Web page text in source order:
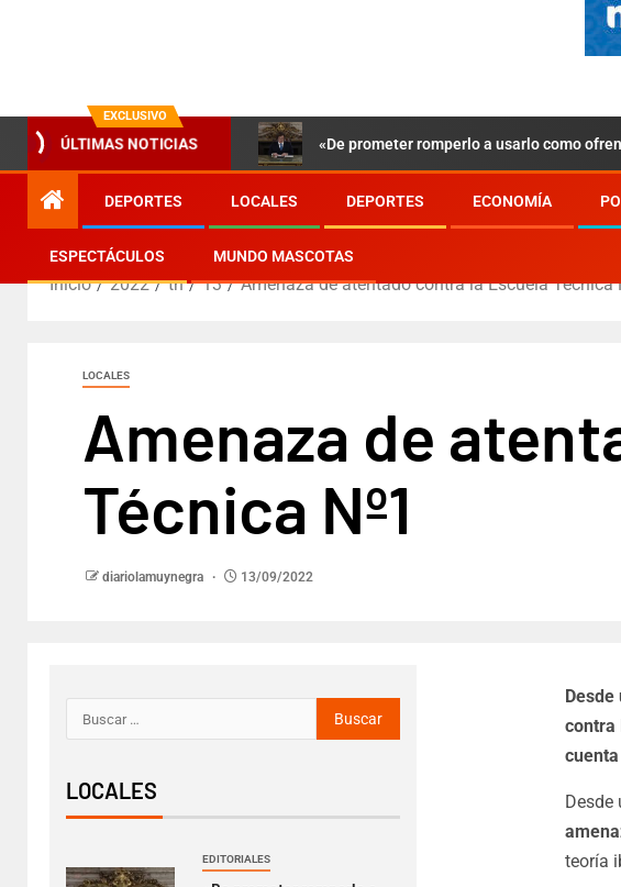
EXCLUSIVO
ÚLTIMAS NOTICIAS «De prometer romperlo a usarlo como
DEPORTES LOCALES DEPORTES ECONOMÍA
ESPECTÁCULOS MUNDO MASCOTAS
Inicio 2022 th 13 Amenaza de atentado contra la Escuela Técnica
LOCALES
Amenaza de
Técnica Nº1
diariolamuynegra 13/09/2022
contra
Desde
teoría
LOCALES
EDITORIALES